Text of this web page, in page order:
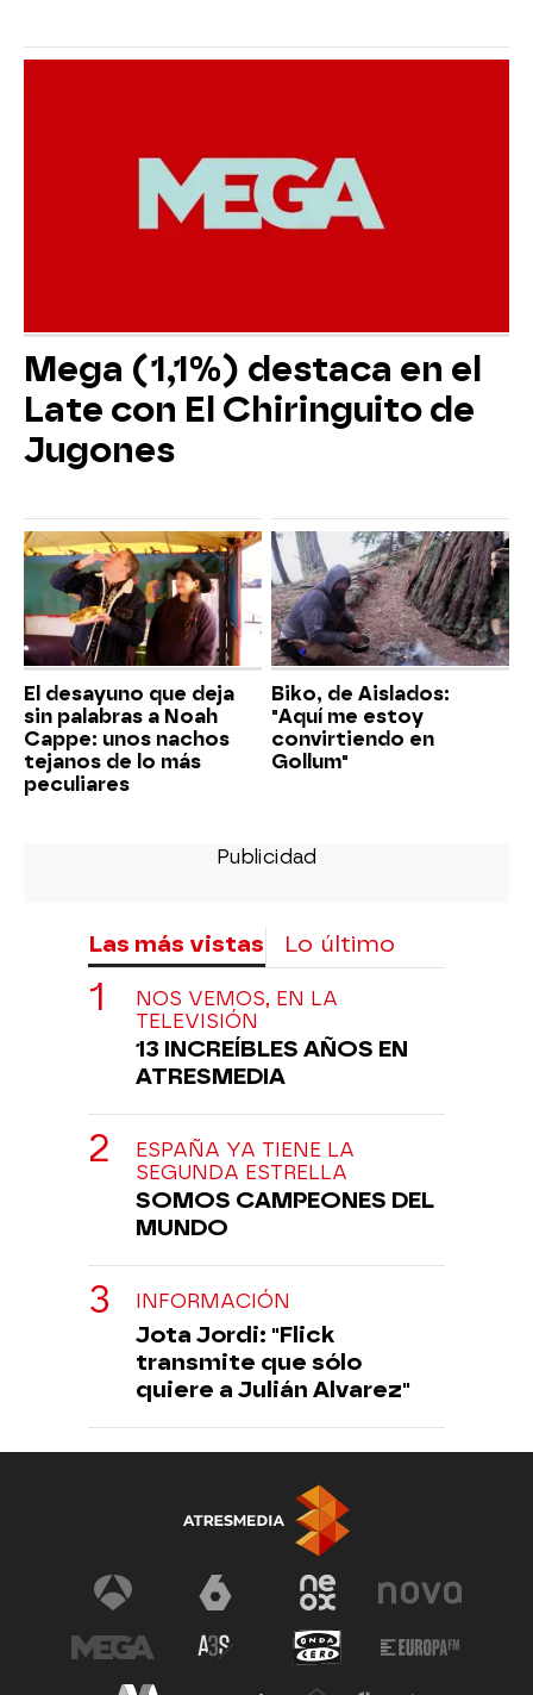
Mega (1,1%) destaca en el
Late con El Chiringuito de
Jugones
El desayuno que deja
sin palabras a Noah
Cappe: unos nachos
tejanos de lo más
peculiares
Biko, de Aislados:
"Aquí me estoy
convirtiendo en
Gollum"
Las más vistas Lo último
NOS VEMOS, EN LA
TELEVISIÓN
13 INCREÍBLES AÑOS EN
ATRESMEDIA
ESPAÑA YA TIENE LA
SEGUNDA ESTRELLA
SOMOS CAMPEONES DEL
MUNDO
INFORMACIÓN
Jota Jordi: "Flick
transmite que sólo
quiere a Julián Alvarez"